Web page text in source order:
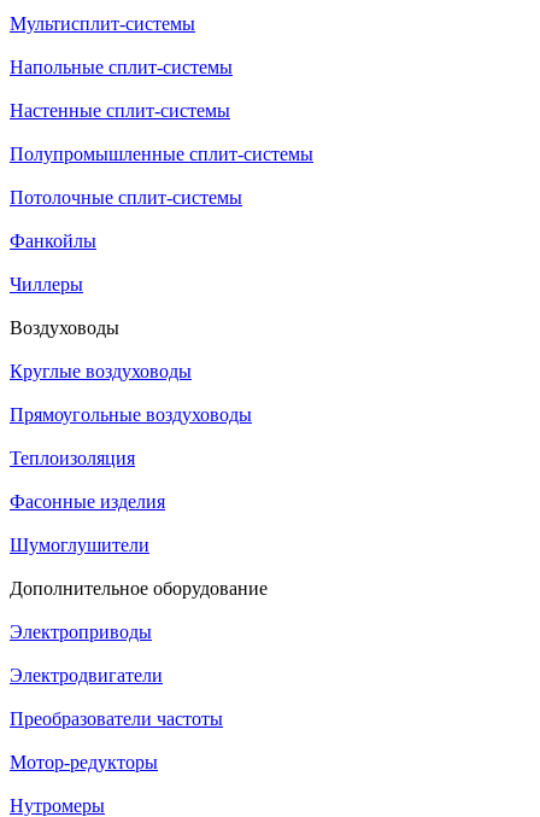
Мультисплит-системы
Напольные сплит-системы
Настенные сплит-системы
Полупромышленные сплит-системы
Потолочные сплит-системы
Фанкойлы
Чиллеры
Воздуховоды
Круглые воздуховоды
Прямоугольные воздуховоды
Теплоизоляция
Фасонные изделия
Шумоглушители
Дополнительное оборудование
Электроприводы
Электродвигатели
Преобразователи частоты
Мотор-редукторы
Нутромеры